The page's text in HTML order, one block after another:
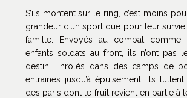
S’ils montent sur le ring, c’est moins
grandeur d’un sport que pour leur
famille. Envoyés au combat
enfants soldats au front, ils n’ont pas
destin. Enrôlés dans des camps de
entrainés jusqu’à épuisement, ils
des paris dont le fruit revient en partie à